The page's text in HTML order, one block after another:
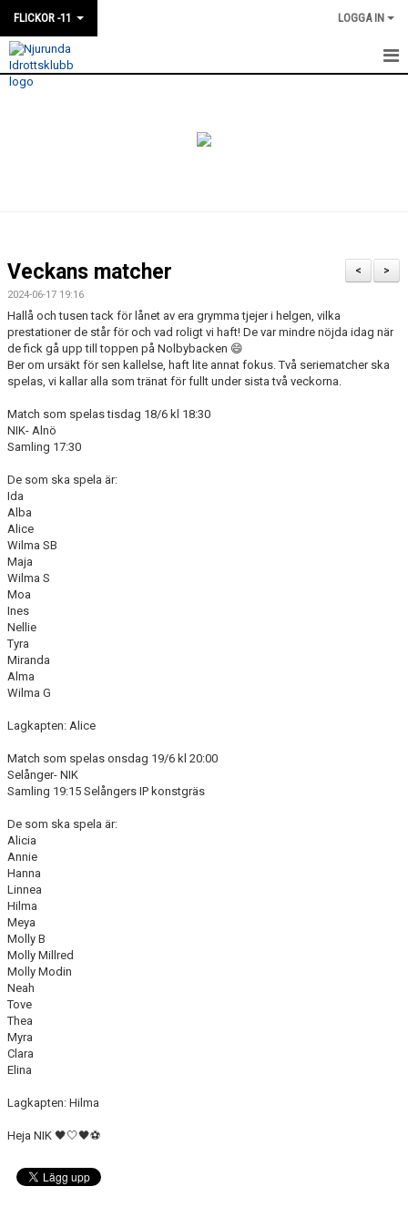
FLICKOR -11 LOGGA IN
HEM
BILDGALLERI
DOKUMENT
>
<
Veckans matcher
2024-06-17 19:16
Hallå och tusen tack för lånet av era grymma tjejer i helgen, vilka
prestationer de står för och vad roligt vi haft! De var mindre nöjda idag när
de fick gå upp till toppen på Nolbybacken 😄
Ber om ursäkt för sen kallelse, haft lite annat fokus. Två seriematcher ska
spelas, vi kallar alla som tränat för fullt under sista två veckorna.
Match som spelas tisdag 18/6 kl 18:30
NIK- Alnö
Samling 17:30
De som ska spela är:
Ida
Alba
Alice
Wilma SB
Maja
Wilma S
Moa
Ines
Nellie
Tyra
Miranda
Alma
Wilma G
Lagkapten: Alice
Match som spelas onsdag 19/6 kl 20:00
Selånger- NIK
Samling 19:15 Selångers IP konstgräs
De som ska spela är:
Alicia
Annie
Hanna
Linnea
Hilma
Meya
Molly B
Molly Millred
Molly Modin
Neah
Tove
Thea
Myra
Clara
Elina
Lagkapten: Hilma
Heja NIK 🖤🤍🖤⚽️